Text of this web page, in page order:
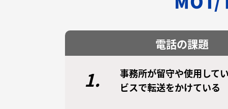
電話の課題
1.
事務所が留守や使用して
ビスで転送をかけている